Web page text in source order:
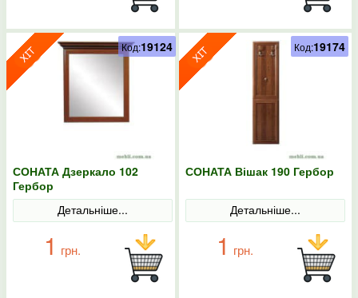
СОНАТА Дзеркало 102
Гербор
Детальніше...
1 грн.
Код:19124
СОНАТА Вішак 190 Гербор
Детальніше...
1 грн.
Код:19174